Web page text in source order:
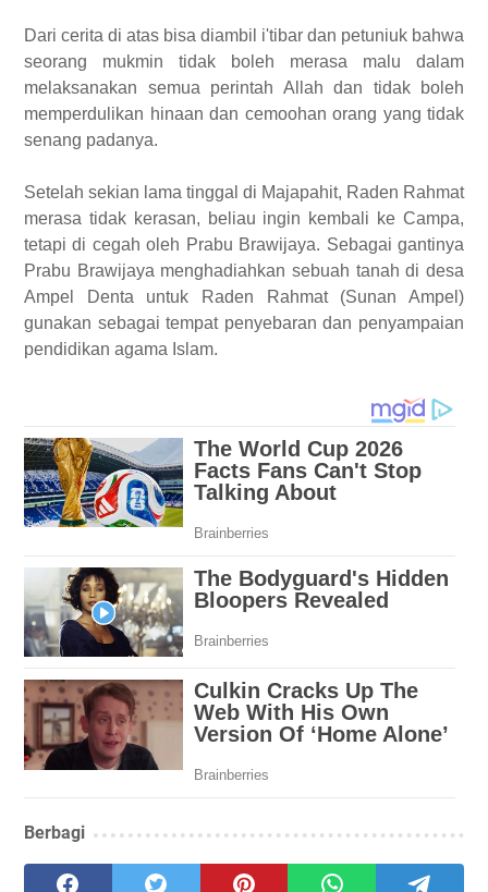
Dari cerita di atas bisa diambil i'tibar dan petuniuk bahwa
seorang mukmin tidak boleh merasa malu dalam
melaksanakan semua perintah Allah dan tidak boleh
memperdulikan hinaan dan cemoohan orang yang tidak
senang padanya.
Setelah sekian lama tinggal di Majapahit, Raden Rahmat
merasa tidak kerasan, beliau ingin kembali ke Campa,
tetapi di cegah oleh Prabu Brawijaya. Sebagai gantinya
Prabu Brawijaya menghadiahkan sebuah tanah di desa
Ampel Denta untuk Raden Rahmat (Sunan Ampel)
gunakan sebagai tempat penyebaran dan penyampaian
pendidikan agama Islam.
Berbagi